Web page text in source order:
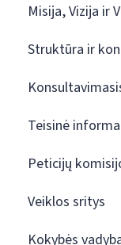
Misija, Vizija ir
Struktūra ir
Teisinė
Peticijų
Veiklos sritys
Kokybės